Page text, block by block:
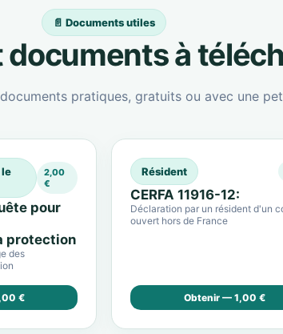
📄 Documents utiles
documents à
pratiques, gratuits ou avec une
2,00
€
pour
protection
des
€
Résident
CERFA 11916-12:
Déclaration par un résident d'un
ouvert hors de France
Obtenir — 1,00 €